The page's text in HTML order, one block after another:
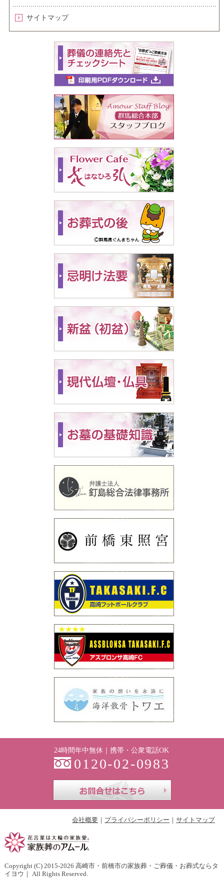
サイトマップ
24時間年中無休｜携帯・公衆電話OK
0120-02-0983
会社概要 プライバシーポリシー サイトマップ
Copyright (C) 2015-2026 高崎市・前橋市の家族葬・ご葬儀・お葬式ならタ
イヨウ ｜ All Rights Reserved.